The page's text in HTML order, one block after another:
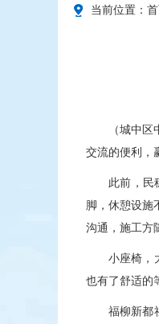
当前位置：
（城中
交流的便利，
此前，民
脚，休憩设施
沟通，施工方
小座椅，
也有了舒适的
福柳新都